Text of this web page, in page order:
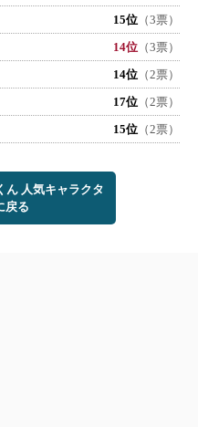
15位 （3票）
14位 （3票）
14位 （2票）
17位 （2票）
15位 （2票）
ん 人気キャラクタ
戻る